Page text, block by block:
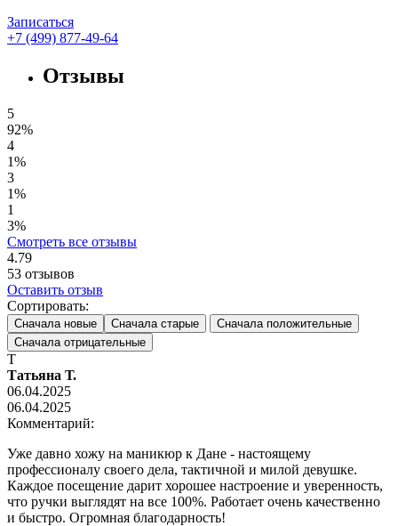
Записаться
+7 (499) 877-49-64
Отзывы
5
92%
4
1%
3
1%
1
3%
Смотреть все отзывы
4.79
53 отзывов
Оставить отзыв
Сортировать:
Сначала новые Сначала старые
Сначала положительные
Сначала отрицательные
Т
Татьяна Т.
06.04.2025
06.04.2025
Комментарий:
Уже давно хожу на маникюр к Дане - настоящему
профессионалу своего дела, тактичной и милой девушке.
Каждое посещение дарит хорошее настроение и уверенность,
что ручки выглядят на все 100%. Работает очень качественно
и быстро. Огромная благодарность!